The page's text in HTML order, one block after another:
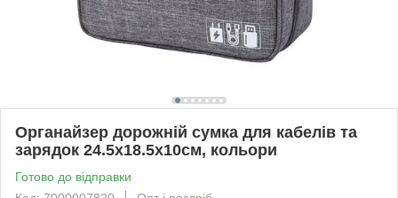
Органайзер дорожній сумка для кабелів та
зарядок 24.5x18.5x10см, кольори
Готово до відправки